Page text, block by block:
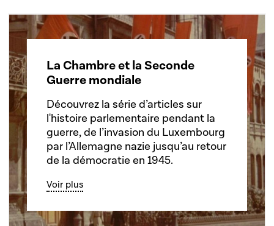
La Chambre et la Seconde
Guerre mondiale
Découvrez la série d’articles sur
l'histoire parlementaire pendant la
guerre, de l’invasion du Luxembourg
par l’Allemagne nazie jusqu’au retour
de la démocratie en 1945.
Voir plus